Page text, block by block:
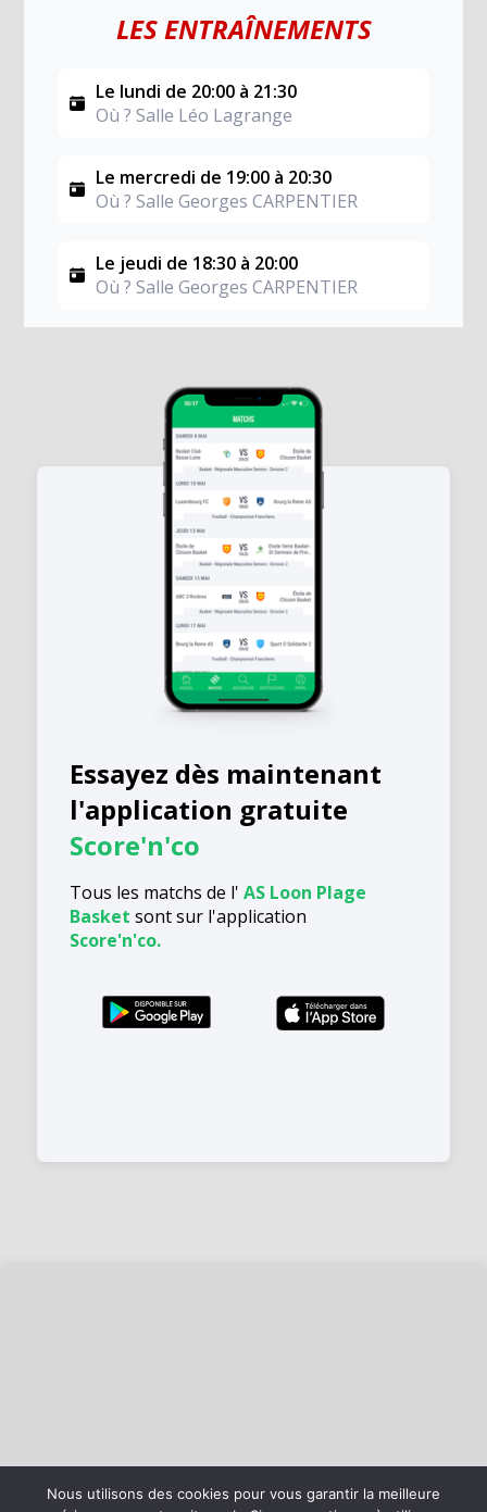
LES ENTRAÎNEMENTS
Le lundi de 20:00 à 21:30
Où ? Salle Léo Lagrange
Le mercredi de 19:00 à 20:30
Où ? Salle Georges CARPENTIER
Le jeudi de 18:30 à 20:00
Où ? Salle Georges CARPENTIER
Essayez dès maintenant
l'application gratuite
Score'n'co
Tous les matchs de l' AS Loon Plage
Basket sont sur l'application
Score'n'co.
Nous utilisons des cookies pour vous garantir la meilleure